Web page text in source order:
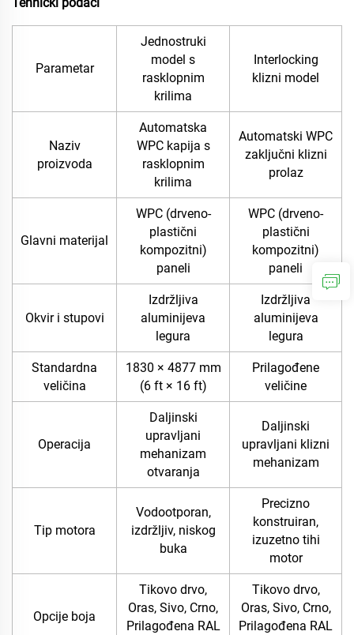
Tehnički podaci
Parametar
Jednostruki
model s
rasklopnim
krilima
Interlocking
klizni model
Naziv
proizvoda
Automatska
WPC kapija s
rasklopnim
krilima
Automatski WPC
zaključni klizni
prolaz
Glavni materijal
WPC (drveno-
plastični
kompozitni)
paneli
WPC (drveno-
plastični
kompozitni)
paneli
Okvir i stupovi
Izdržljiva
aluminijeva
legura
Izdržljiva
aluminijeva
legura
Standardna
veličina
1830 × 4877 mm
(6 ft × 16 ft)
Prilagođene
veličine
Operacija
Daljinski
upravljani
mehanizam
otvaranja
Daljinski
upravljani klizni
mehanizam
Tip motora
Vodootporan,
izdržljiv, niskog
buka
Precizno
konstruiran,
izuzetno tihi
motor
Opcije boja
Tikovo drvo,
Oras, Sivo, Crno,
Prilagođena RAL
Tikovo drvo,
Oras, Sivo, Crno,
Prilagođena RAL